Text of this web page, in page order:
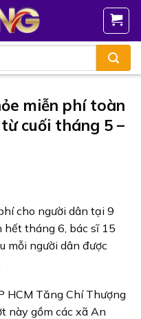
miễn phí toàn
cuối tháng 5 –
cho người dân tại 9
hết tháng 6, bác sĩ 15
mỗi người dân được
HCM Tăng Chí Thượng
này gồm các xã An